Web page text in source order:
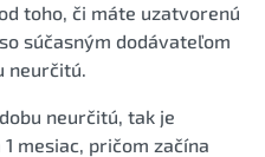
toho, či máte uzatvorenú
súčasným dodávateľom
neurčitú.
neurčitú, tak je
mesiac, pričom začína